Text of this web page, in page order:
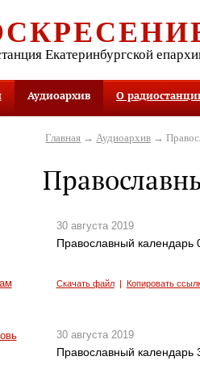
Екатеринбургской
Аудиоархив О
Главная → Аудиоархив →
30 августа 2019
Православный календарь
Скачать файл| Копировать
30 августа 2019
Православный календарь